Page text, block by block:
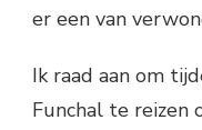
er een van
Ik raad aan om
Funchal te reizen